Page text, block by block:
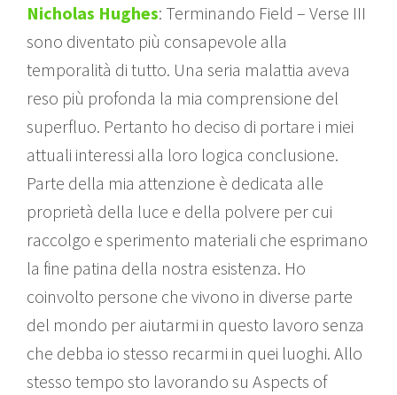
Nicholas Hughes: Terminando Field – Verse III
sono diventato più consapevole alla
temporalità di tutto. Una seria malattia aveva
reso più profonda la mia comprensione del
superfluo. Pertanto ho deciso di portare i miei
attuali interessi alla loro logica conclusione.
Parte della mia attenzione è dedicata alle
proprietà della luce e della polvere per cui
raccolgo e sperimento materiali che esprimano
la fine patina della nostra esistenza. Ho
coinvolto persone che vivono in diverse parte
del mondo per aiutarmi in questo lavoro senza
che debba io stesso recarmi in quei luoghi. Allo
stesso tempo sto lavorando su Aspects of